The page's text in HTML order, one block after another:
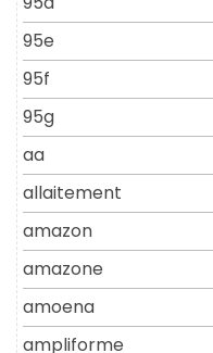
95e
95f
95g
aa
allaitement
amazon
amazone
amoena
ampliforme